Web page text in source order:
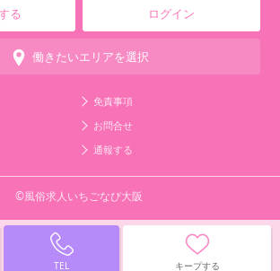
TEL キープする
る ログイン
働きたいエリアを選択
免責事項
お問合せ
通報する
©風俗求人いちごなび大阪